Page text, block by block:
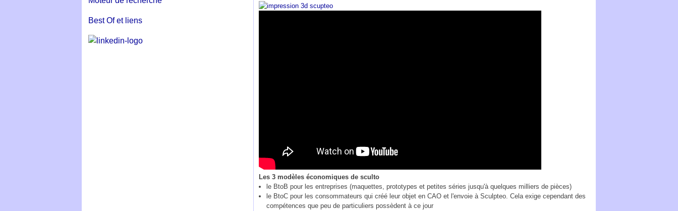
Best Of et liens
Les 3 modèles économiques de sculto
le BtoB pour les entreprises (maquettes, prototypes et petites séries jusqu'à quelques milliers de pièces)
le BtoC pour les consommateurs qui créé leur objet en CAO et l'envoie à Sculpteo. Cela exige cependant des
compétences que peu de particuliers possèdent à ce jour